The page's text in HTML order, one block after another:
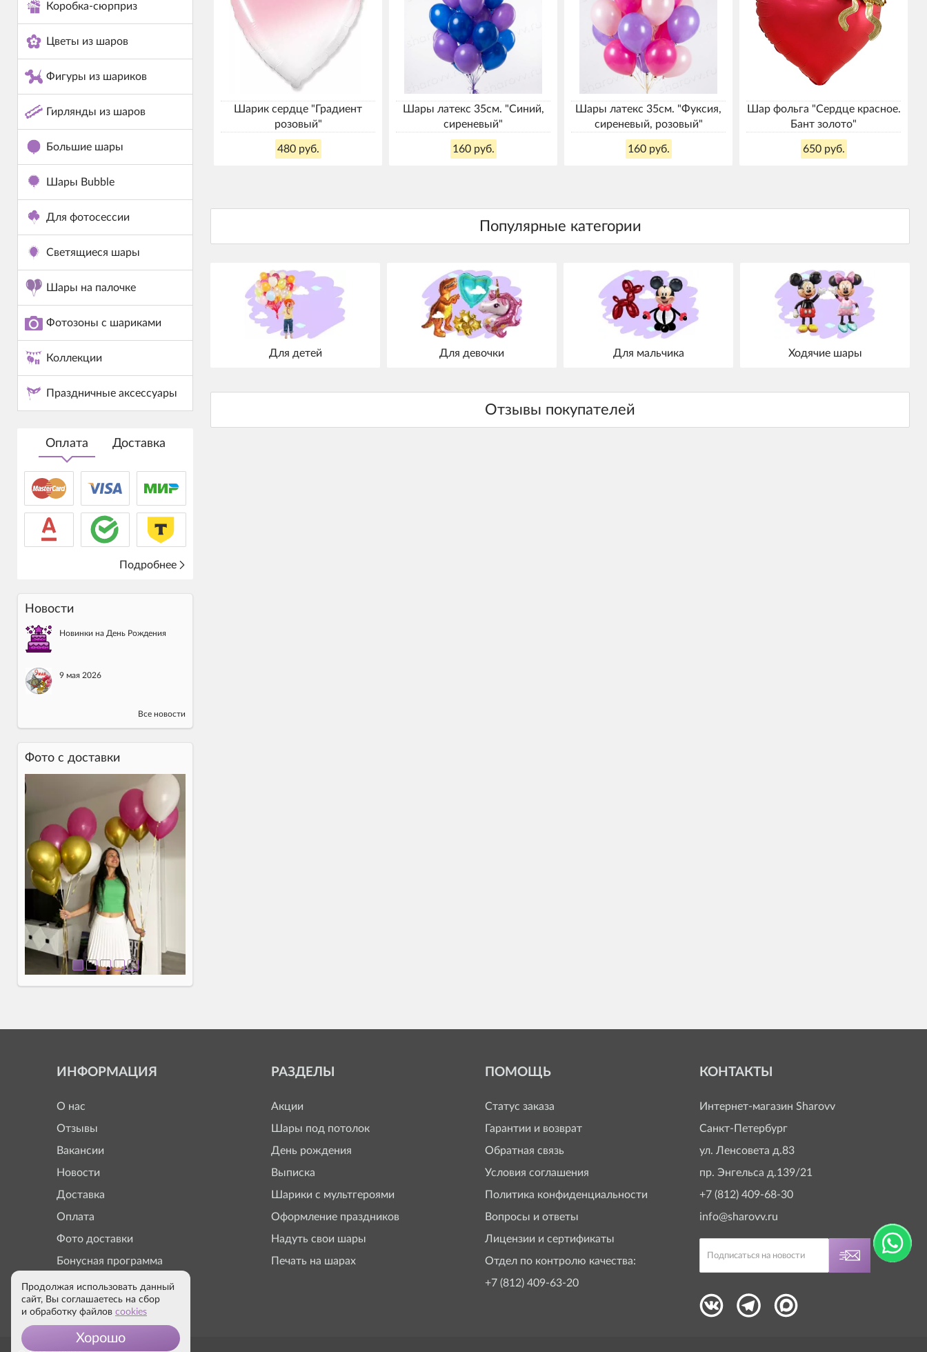
Коробка-сюрприз
Цветы из шаров
Фигуры из шариков
Гирлянды из шаров
Большие шары
Шары Bubble
Для фотосессии
Светящиеся шары
Шары на палочке
Фотозоны с шариками
Коллекции
Праздничные аксессуары
Оплата Доставка
Подробнее
Новости
Новинки на День Рождения
9 мая 2026
Все новости
Фото c доставки
Шарик сердце "Градиент
розовый"
480 руб.
Шары латекс 35см. "Синий,
сиреневый"
160 руб.
Шары латекс 35см. "Фуксия,
сиреневый, розовый"
160 руб.
Шар фольга "Сердце красное.
Бант золото"
650 руб.
Для детей Для девочки Для мальчика Ходячие шары
ИНФОРМАЦИЯ
О нас
Отзывы
Вакансии
Новости
Доставка
Оплата
Фото доставки
Бонусная программа
РАЗДЕЛЫ
Акции
Шары под потолок
День рождения
Выписка
Шарики с мультгероями
Оформление праздников
Надуть свои шары
Печать на шарах
ПОМОЩЬ
Статус заказа
Гарантии и возврат
Обратная связь
Условия соглашения
Политика конфиденциальности
Вопросы и ответы
Лицензии и сертификаты
Отдел по контролю качества:
+7 (812) 409-63-20
КОНТАКТЫ
Интернет-магазин Sharovv
Санкт-Петербург
ул. Ленсовета д.83
пр. Энгельса д.139/21
+7 (812) 409-68-30
info@sharovv.ru
Продолжая использовать данный
сайт, Вы соглашаетесь на сбор
и обработку файлов cookies
Хорошо